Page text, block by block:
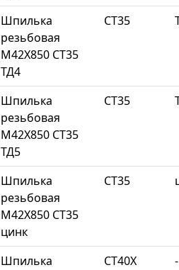
Шпилька
резьбовая
М42Х850 СТ35
ТД4
СТ35
Шпилька
резьбовая
М42Х850 СТ35
ТД5
СТ35
Шпилька
резьбовая
М42Х850 СТ35
цинк
СТ35
Шпилька
СТ40Х -